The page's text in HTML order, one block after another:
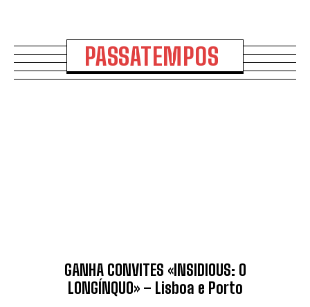
PASSATEMPOS
GANHA CONVITES «INSIDIOUS: O
LONGÍNQUO» – Lisboa e Porto